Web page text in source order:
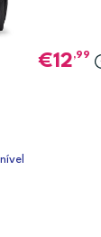
12,99